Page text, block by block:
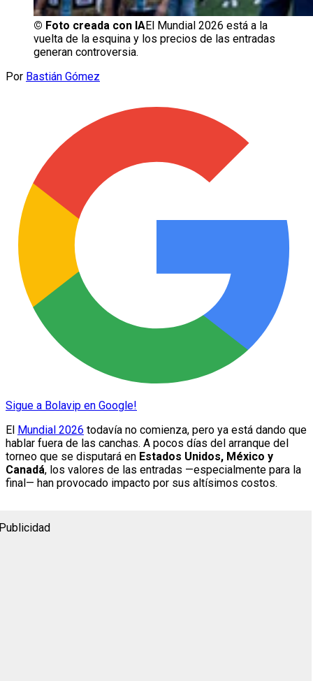
© Foto creada con IAEl Mundial 2026 está a la
vuelta de la esquina y los precios de las entradas
generan controversia.
Por Bastián Gómez
Sigue a Bolavip en Google!
El Mundial 2026 todavía no comienza, pero ya está dando que
hablar fuera de las canchas. A pocos días del arranque del
torneo que se disputará en Estados Unidos, México y
Canadá, los valores de las entradas —especialmente para la
final— han provocado impacto por sus altísimos costos.